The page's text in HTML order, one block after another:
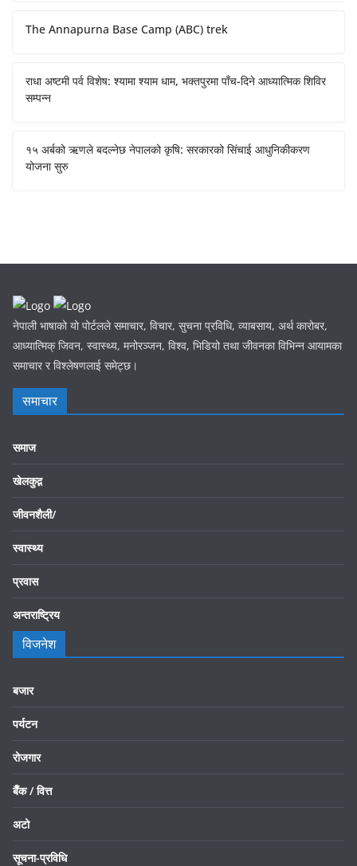
The Annapurna Base Camp (ABC) trek
राधा अष्टमी पर्व विशेष: श्यामा श्याम धाम, भक्तपुरमा पाँच-दिने आध्यात्मिक शिविर
सम्पन्न
१५ अर्बको ऋणले बदल्नेछ नेपालको कृषि: सरकारको सिंचाई आधुनिकीकरण
योजना सुरु
नेपाली भाषाको यो पोर्टलले समाचार, विचार, सुचना प्रविधि, व्याबसाय, अर्थ कारोबर,
आध्यात्मिक् जिवन, स्वास्थ्य, मनोरञ्जन, विश्व, भिडियो तथा जीवनका विभिन्न आयामका
समाचार र विश्लेषणलाई समेट्छ।
समाचार
समाज
खेलकुद़़
जीवनशैली/
स्वास्थ्य
प्रवास
अन्तराष्ट्रिय
विजनेश
बजार
पर्यटन
रोजगार
बैँक / वित्त
अटो
सूचना-प्रविधि